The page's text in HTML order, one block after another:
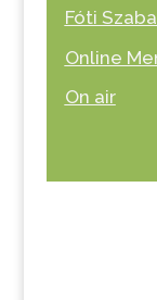
Fóti
Online
On air